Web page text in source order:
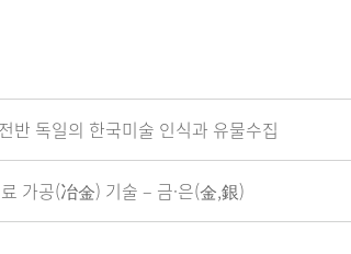
독일의 한국미술 인식과 유물수집
가공(冶金) 기술 – 금·은(金,銀)